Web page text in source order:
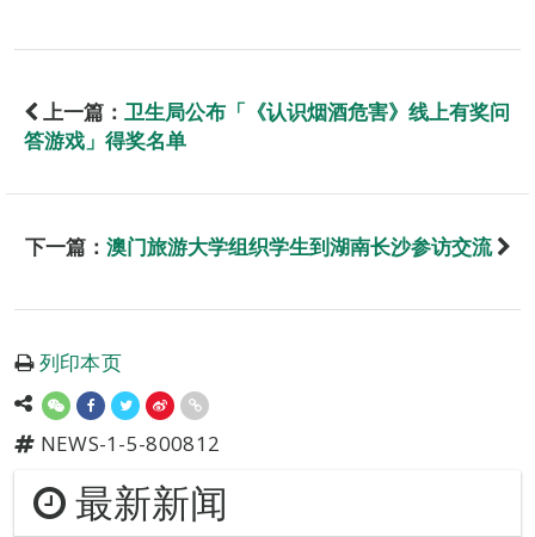
上一篇： 卫生局公布「《认识烟酒危害》线上有奖问
答游戏」得奖名单
下一篇： 澳门旅游大学组织学生到湖南长沙参访交流
列印本页
NEWS-1-5-800812
最新新闻